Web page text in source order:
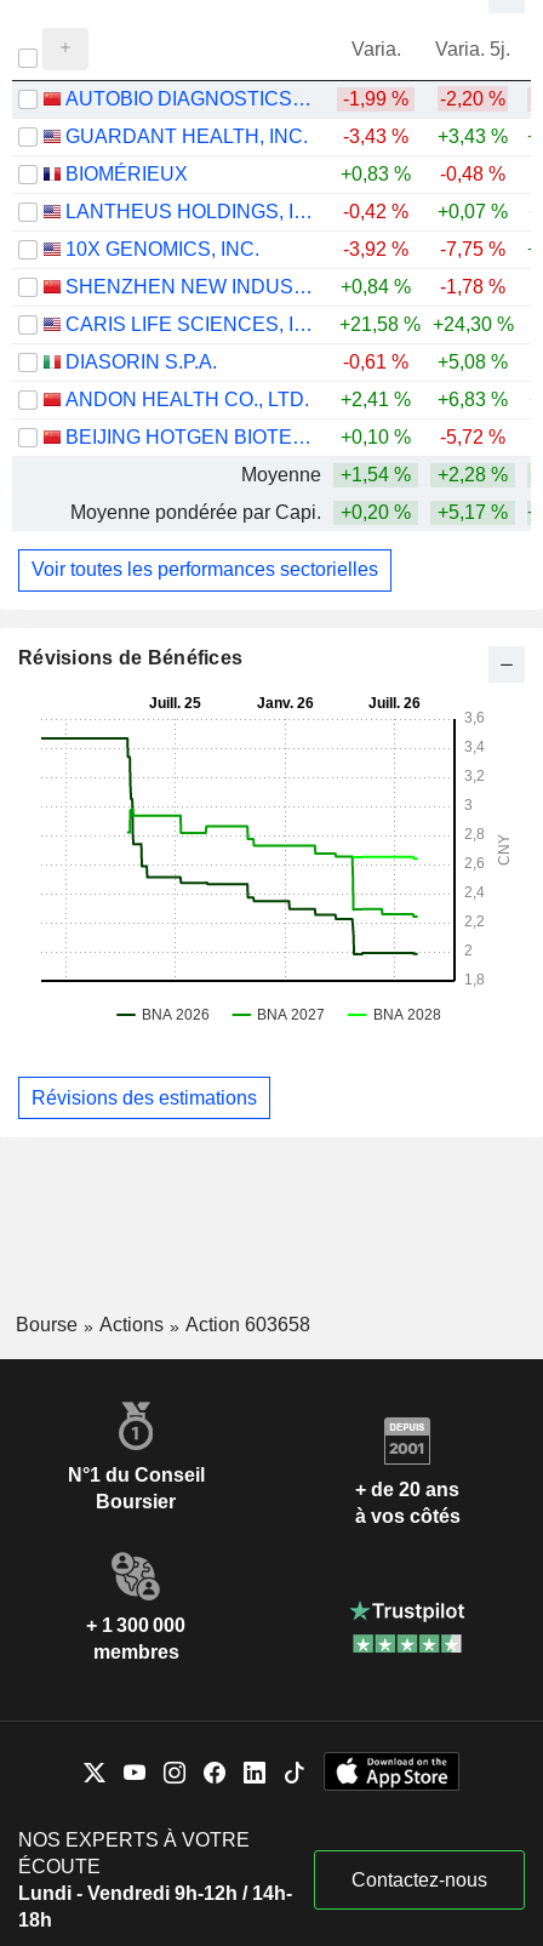
Varia. Varia. 5j.
AUTOBIO DIAGNOSTICS CO., LTD. -1,99 % -2,20 %
GUARDANT HEALTH, INC.
-3,43 % +3,43 %
BIOMÉRIEUX
+0,83 % -0,48 %
LANTHEUS HOLDINGS, INC.
-0,42 % +0,07 %
10X GENOMICS, INC.
-3,92 % -7,75 %
SHENZHEN NEW INDUSTRIES BIOMEDICAL ENGINEERING CO., LTD.
+0,84 % -1,78 %
CARIS LIFE SCIENCES, INC.
+21,58 % +24,30 %
DIASORIN S.P.A.
-0,61 % +5,08 %
ANDON HEALTH CO., LTD.
+2,41 % +6,83 %
BEIJING HOTGEN BIOTECH CO., LTD.
+0,10 % -5,72 %
Moyenne
+1,54 % +2,28 %
Moyenne pondérée par Capi.
+0,20 % +5,17 %
Voir toutes les performances sectorielles
Révisions de Bénéfices
Révisions des estimations
Bourse Actions Action 603658
N°1 du Conseil
Boursier
+ de 20 ans
à vos côtés
+ 1 300 000
membres
NOS EXPERTS À VOTRE
ÉCOUTE
Lundi - Vendredi 9h-12h / 14h-
18h
Contactez-nous